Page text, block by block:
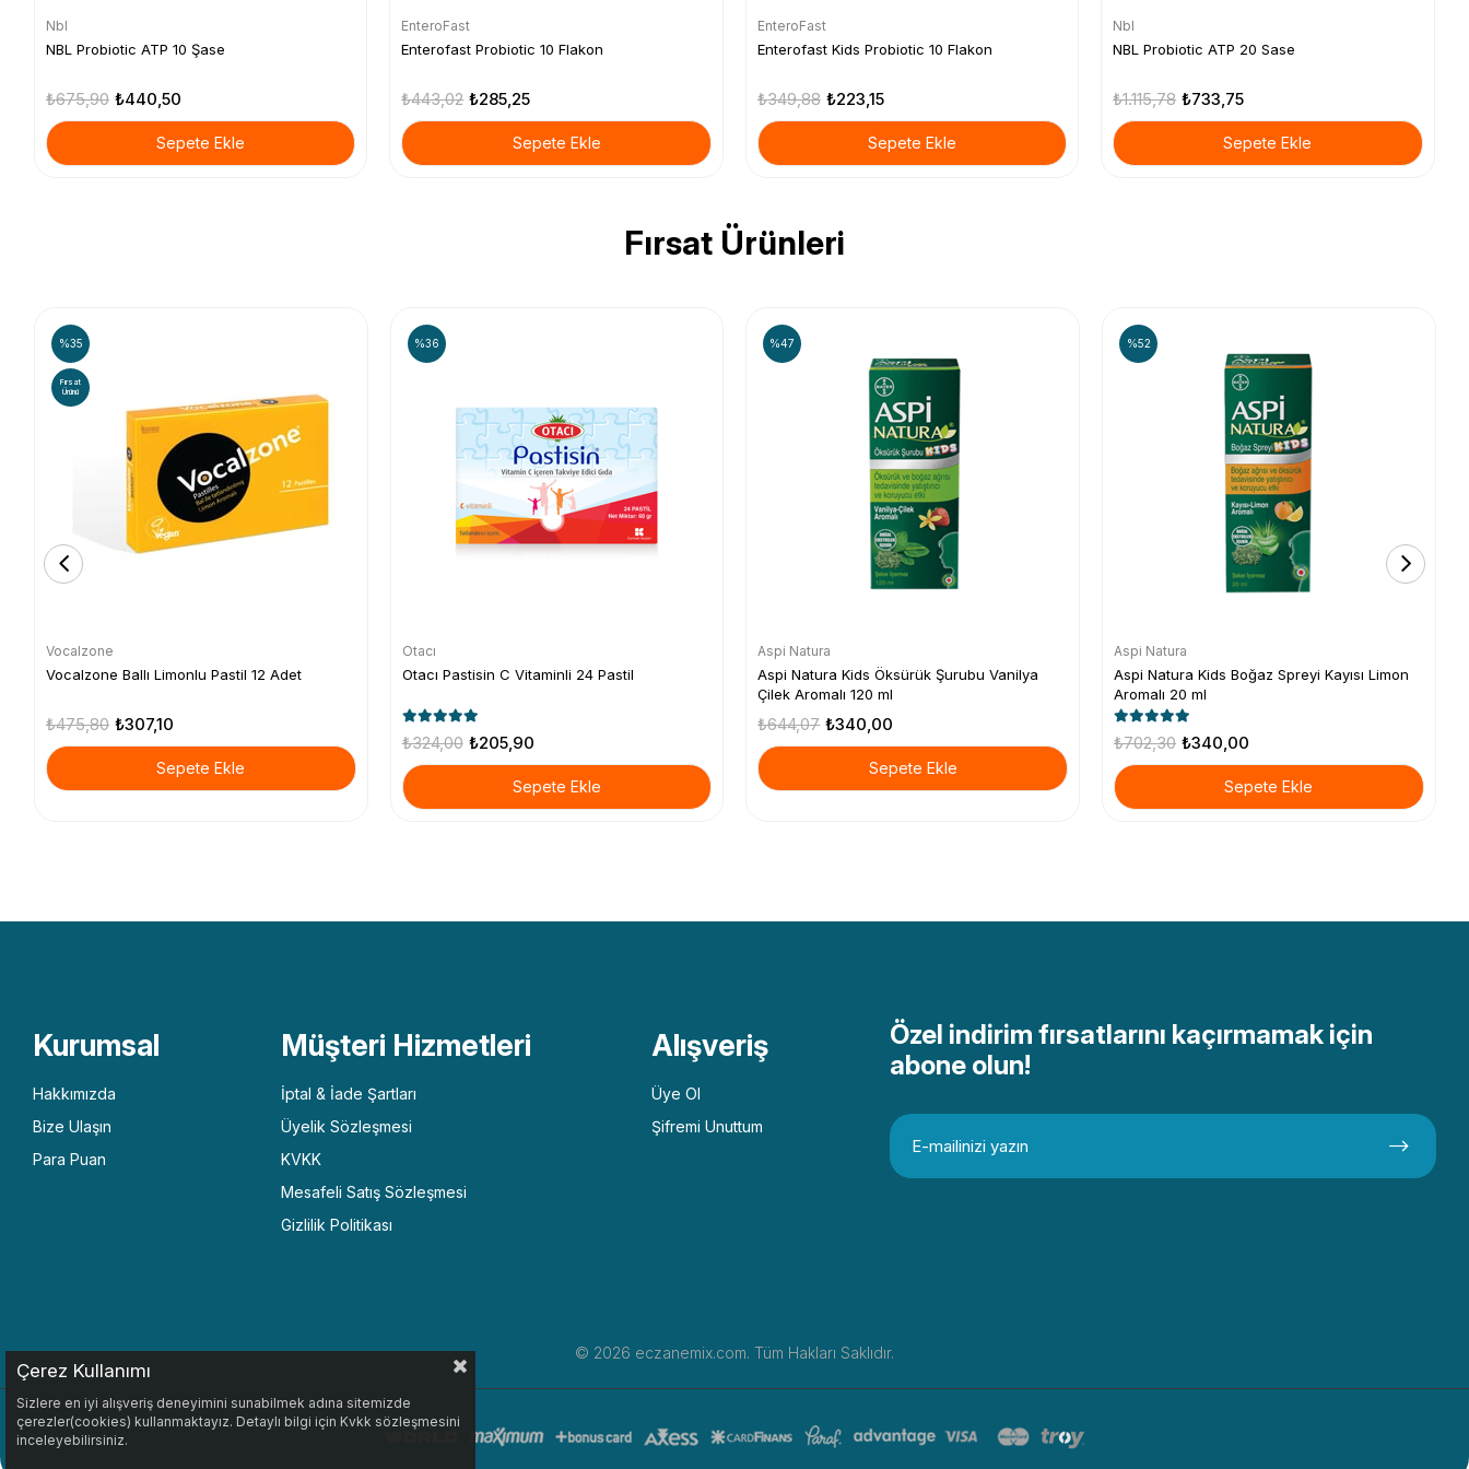
Nbl
NBL Probiotic ATP 10 Şase
₺440,50
₺675,90
Sepete Ekle
EnteroFast
Enterofast Probiotic 10 Flakon
₺285,25
₺443,02
Sepete Ekle
EnteroFast
Enterofast Kids Probiotic 10 Flakon
₺223,15
₺349,88
Sepete Ekle
Nbl
NBL Probiotic ATP 20 Sase
₺733,75
₺1.115,78
Sepete Ekle
Fırsat Ürünleri
Vocalzone
Vocalzone Ballı Limonlu Pastil 12 Adet
₺307,10
₺475,80
Sepete Ekle
%35
Fırsat
Ürünü
Otacı
Otacı Pastisin C Vitaminli 24 Pastil
₺205,90
₺324,00
Sepete Ekle
%36
Aspi Natura
Aspi Natura Kids Öksürük Şurubu Vanilya
Çilek Aromalı 120 ml
₺340,00
₺644,07
Sepete Ekle
%47
Aspi Natura
Aspi Natura Kids Boğaz Spreyi Kayısı Limon
Aromalı 20 ml
₺340,00
₺702,30
Sepete Ekle
%52
Kurumsal
Hakkımızda
Bize Ulaşın
Para Puan
Müşteri Hizmetleri
İptal & İade Şartları
Üyelik Sözleşmesi
KVKK
Mesafeli Satış Sözleşmesi
Gizlilik Politikası
Alışveriş
Üye Ol
Şifremi Unuttum
Özel indirim fırsatlarını kaçırmamak için
abone olun!
© 2026 eczanemix.com. Tüm Hakları Saklıdır.
Çerez Kullanımı
Sizlere en iyi alışveriş deneyimini sunabilmek adına sitemizde
çerezler(cookies) kullanmaktayız. Detaylı bilgi için Kvkk sözleşmesini
inceleyebilirsiniz.